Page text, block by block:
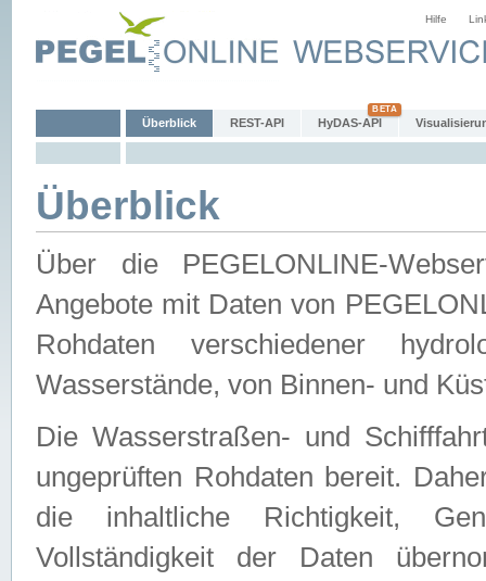
Hilfe
Überblick REST-API HyDAS-API
Überblick
Über die PEGELONLINE-
Angebote mit Daten von
Rohdaten verschiedener
Wasserstände, von Binnen- und
Die Wasserstraßen- und
ungeprüften Rohdaten bereit.
die inhaltliche Richtigkeit,
Vollständigkeit der Daten